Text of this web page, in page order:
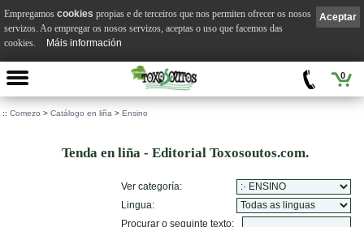
0
:: Comezo > Catálogo en liña > Ensino
Tenda en liña - Editorial Toxosoutos.com.
Ver categoría:
Lingua:
Procurar o seguinte texto:
Aceptar
Empregamos cookies propias e de terceiros que nos permiten ofrecer os nosos
servizos. Ao empregar os nosos servizos, aceptas o uso que facemos das
cookies.
Máis información